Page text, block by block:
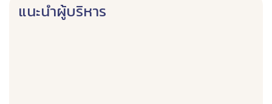
แนะนำผู้บริหาร